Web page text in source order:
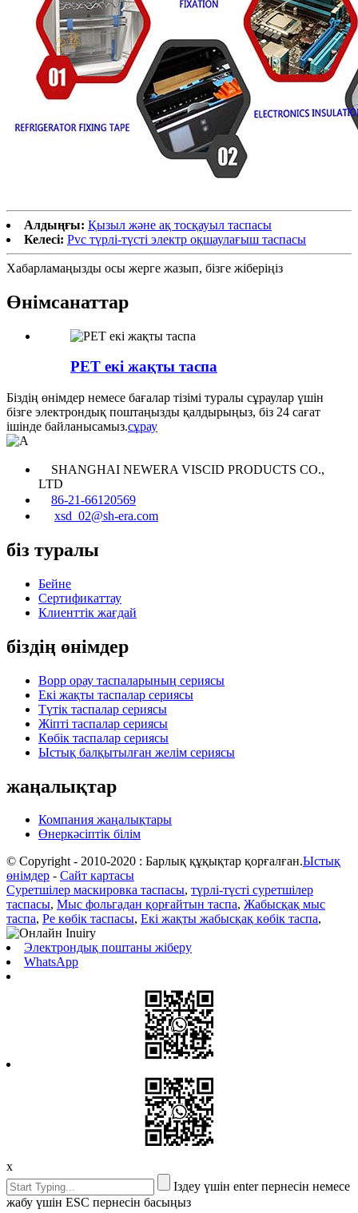
Алдыңғы: Қызыл және ақ тосқауыл таспасы
Келесі: Pvc түрлі-түсті электр оқшаулағыш таспасы
Хабарламаңызды осы жерге жазып, бізге жіберіңіз
Өнімсанаттар
PET екі жақты таспа
Біздің өнімдер немесе бағалар тізімі туралы сұраулар үшін
бізге электрондық поштаңызды қалдырыңыз, біз 24 сағат
ішінде байланысамыз.сұрау
SHANGHAI NEWERA VISCID PRODUCTS CO.,
LTD
86-21-66120569
xsd_02@sh-era.com
біз туралы
Бейне
Сертификаттау
Клиенттік жағдай
біздің өнімдер
Bopp орау таспаларының сериясы
Екі жақты таспалар сериясы
Түтік таспалар сериясы
Жіпті таспалар сериясы
Көбік таспалар сериясы
Ыстық балқытылған желім сериясы
жаңалықтар
Компания жаңалықтары
Өнеркәсіптік білім
© Copyright - 2010-2020 : Барлық құқықтар қорғалған.Ыстық
өнімдер - Сайт картасы
Суретшілер маскировка таспасы, түрлі-түсті суретшілер
таспасы, Мыс фольгадан қорғайтын таспа, Жабысқақ мыс
таспа, Pe көбік таспасы, Екі жақты жабысқақ көбік таспа,
Электрондық поштаны жіберу
WhatsApp
x
Іздеу үшін enter пернесін немесе
жабу үшін ESC пернесін басыңыз